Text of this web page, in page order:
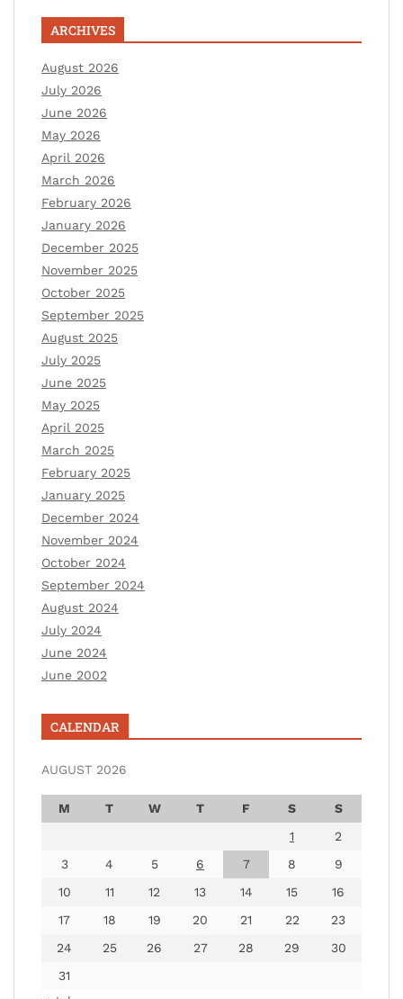
ARCHIVES
August 2026
July 2026
June 2026
May 2026
April 2026
March 2026
February 2026
January 2026
December 2025
November 2025
October 2025
September 2025
August 2025
July 2025
June 2025
May 2025
April 2025
March 2025
February 2025
January 2025
December 2024
November 2024
October 2024
September 2024
August 2024
July 2024
June 2024
June 2002
CALENDAR
AUGUST 2026
M T W T F S
S
1
2
3
4 5 6 7 8
9
10
11 12 13 14 15
16
17
18 19 20 21 22
23
24
25 26 27 28 29
30
31